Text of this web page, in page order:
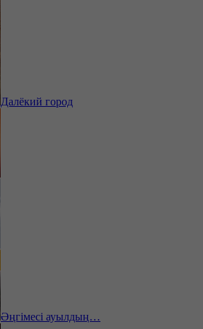
Далёкий город
Әңгімесі ауылдың…